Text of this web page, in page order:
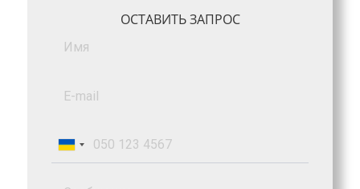
ОСТАВИТЬ ЗАПРОС